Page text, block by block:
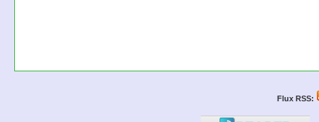
Flux RSS: